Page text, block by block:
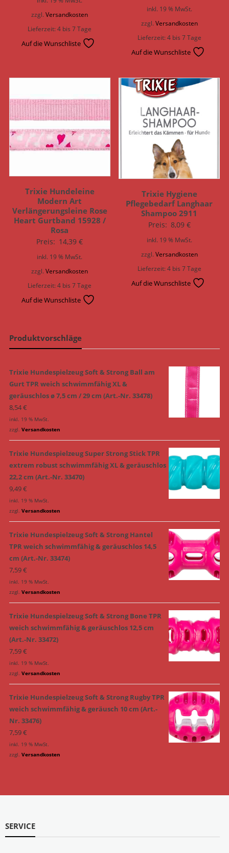
zzgl.Versandkosten
Lieferzeit:4 bis 7 Tage
Auf die Wunschliste
inkl. 19 % MwSt.
zzgl. Versandkosten
Lieferzeit:4 bis 7 Tage
Auf die Wunschliste
Trixie Hundeleine
Modern Art
Verlängerungsleine Rose
Heart Gurtband 15928 /
Rosa
Preis: 14,39€
inkl. 19 % MwSt.
zzgl.Versandkosten
Lieferzeit:4 bis 7 Tage
Auf die Wunschliste
Trixie Hygiene
Pflegebedarf Langhaar
Shampoo 2911
Preis: 8,09 €
inkl. 19 % MwSt.
zzgl.Versandkosten
Lieferzeit:4 bis 7 Tage
Auf die Wunschliste
Produktvorschläge
Trixie Hundespielzeug Soft & Strong Ball am
Gurt TPR weich schwimmfähig XL &
geräuschlos ø 7,5 cm / 29 cm (Art.-Nr. 33478)
8,54€
inkl. 19 % MwSt.
zzgl. Versandkosten
Trixie Hundespielzeug Super Strong Stick TPR
extrem robust schwimmfähig XL & geräuschlos
22,2 cm (Art.-Nr. 33470)
9,49€
inkl. 19 % MwSt.
zzgl. Versandkosten
Trixie Hundespielzeug Soft & Strong Hantel
TPR weich schwimmfähig & geräuschlos 14,5
cm (Art.-Nr. 33474)
7,59€
inkl. 19 % MwSt.
zzgl. Versandkosten
Trixie Hundespielzeug Soft & Strong Bone TPR
weich schwimmfähig & geräuschlos 12,5 cm
(Art.-Nr. 33472)
7,59€
inkl. 19 % MwSt.
zzgl. Versandkosten
Trixie Hundespielzeug Soft & Strong Rugby TPR
weich schwimmfähig & geräusch 10 cm (Art.-
Nr. 33476)
7,59€
inkl. 19 % MwSt.
zzgl. Versandkosten
SERVICE